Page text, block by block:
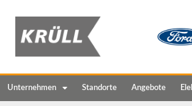
Unternehmen Standorte Angebote